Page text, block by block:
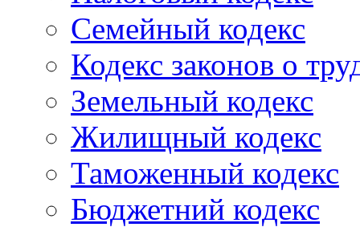
Семейный кодекс
Кодекс законов о
Земельный кодекс
Жилищный кодекс
Таможенный кодекс
Бюджетний кодекс